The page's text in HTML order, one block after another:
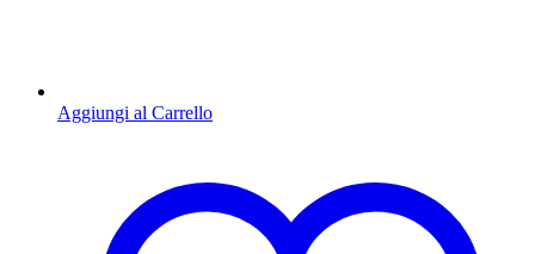
Aggiungi al Carrello